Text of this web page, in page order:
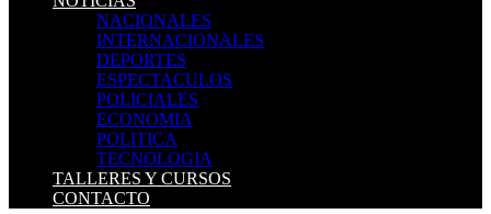
NACIONALES
INTERNACIONALES
DEPORTES
ESPECTACULOS
POLICIALES
ECONOMIA
POLITICA
TECNOLOGIA
TALLERES Y CURSOS
CONTACTO